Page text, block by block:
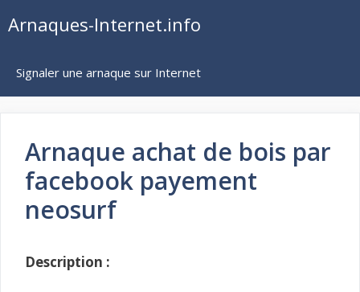
auArnaques-Internet.info
Signaler une arnaque sur Internet
Arnaque achat de bois par
facebook payement
neosurf
Description :